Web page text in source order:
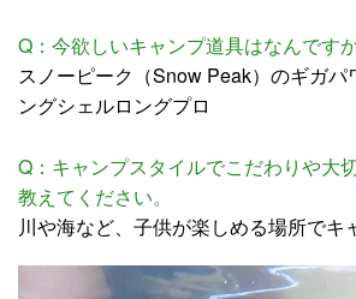
Q：今欲しいキャンプ道具はなんです
スノーピーク（Snow Peak）のギガ
ングシェルロングプロ
Q：キャンプスタイルでこだわりや大
教えてください。
川や海など、子供が楽しめる場所でキ